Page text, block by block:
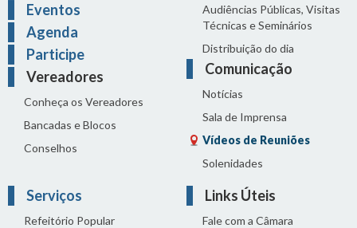
Eventos
Agenda
Participe
Vereadores
Conheça os Vereadores
Bancadas e Blocos
Conselhos
Audiências Públicas, Visitas
Técnicas e Seminários
Distribuição do dia
Comunicação
Notícias
Sala de Imprensa
Vídeos de Reuniões
Solenidades
Serviços
Refeitório Popular
Links Úteis
Fale com a Câmara